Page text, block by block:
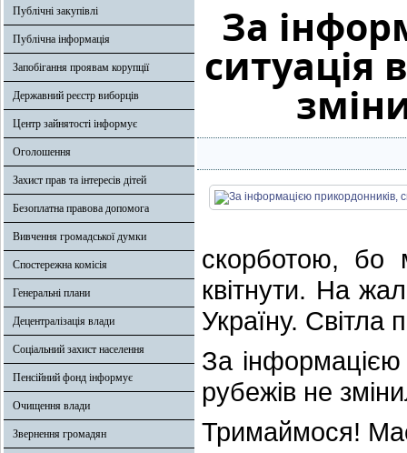
Публічні закупівлі
Публічна інформація
Запобігання проявам корупції
Державний реєстр виборців
Центр зайнятості інформує
Оголошення
Захист прав та інтересів дітей
Безоплатна правова допомога
Вивчення громадської думки
Спостережна комісія
Генеральні плани
Децентралізація влади
Соціальний захист населення
Пенсійний фонд інформує
Очищення влади
Звернення громадян
За
ситуація
скорботою, бо
квітнути. На
Україну. Світла
За інформацією
рубежів не
Тримаймося!